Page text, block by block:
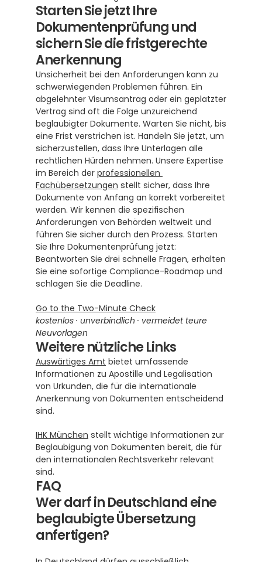
Starten Sie jetzt Ihre
Dokumentenprüfung und
sichern Sie die fristgerechte
Anerkennung
Unsicherheit bei den Anforderungen kann zu
schwerwiegenden Problemen führen. Ein
abgelehnter Visumsantrag oder ein geplatzter
Vertrag sind oft die Folge unzureichend
beglaubigter Dokumente. Warten Sie nicht, bis
eine Frist verstrichen ist. Handeln Sie jetzt, um
sicherzustellen, dass Ihre Unterlagen alle
rechtlichen Hürden nehmen. Unsere Expertise
im Bereich der professionellen
Fachübersetzungen stellt sicher, dass Ihre
Dokumente von Anfang an korrekt vorbereitet
werden. Wir kennen die spezifischen
Anforderungen von Behörden weltweit und
führen Sie sicher durch den Prozess. Starten
Sie Ihre Dokumentenprüfung jetzt:
Beantworten Sie drei schnelle Fragen, erhalten
Sie eine sofortige Compliance-Roadmap und
schlagen Sie die Deadline.
Go to the Two-Minute Check
kostenlos · unverbindlich · vermeidet teure
Neuvorlagen
Weitere nützliche Links
Auswärtiges Amt bietet umfassende
Informationen zu Apostille und Legalisation
von Urkunden, die für die internationale
Anerkennung von Dokumenten entscheidend
sind.
IHK München stellt wichtige Informationen zur
Beglaubigung von Dokumenten bereit, die für
den internationalen Rechtsverkehr relevant
sind.
FAQ
Wer darf in Deutschland eine
beglaubigte Übersetzung
anfertigen?